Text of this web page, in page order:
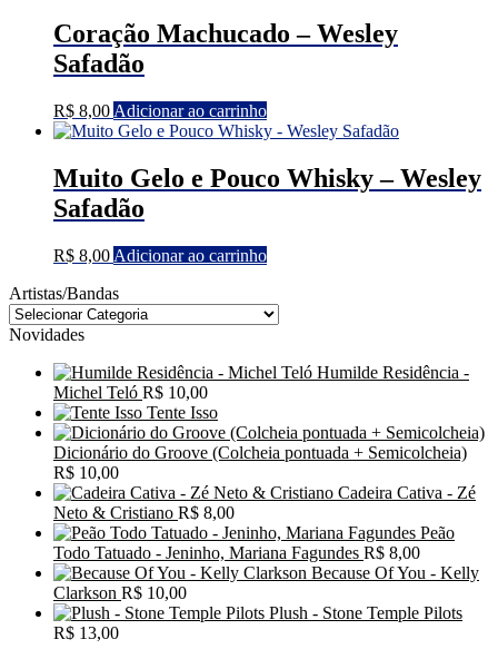
Coração Machucado – Wesley
Safadão
R$ 8,00 Adicionar ao carrinho
Muito Gelo e Pouco Whisky – Wesley
Safadão
R$ 8,00 Adicionar ao carrinho
Artistas/Bandas
Novidades
Humilde Residência -
Michel Teló R$ 10,00
Tente Isso
Dicionário do Groove (Colcheia pontuada + Semicolcheia)
R$ 10,00
Cadeira Cativa - Zé
Neto & Cristiano R$ 8,00
Peão
Todo Tatuado - Jeninho, Mariana Fagundes R$ 8,00
Because Of You - Kelly
Clarkson R$ 10,00
Plush - Stone Temple Pilots
R$ 13,00